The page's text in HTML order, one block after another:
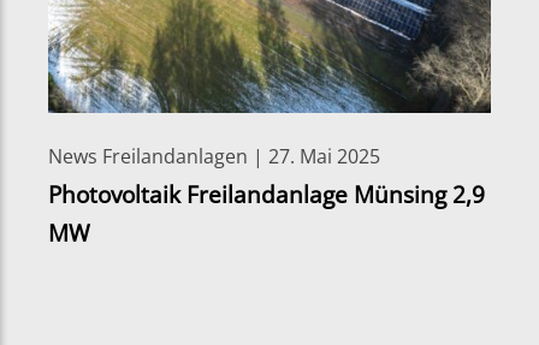
News Freilandanlagen | 27. Mai 2025
Photovoltaik Freilandanlage Münsing 2,9
MW